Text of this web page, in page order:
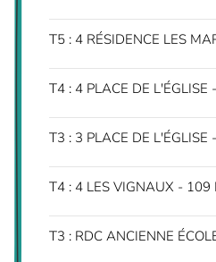
T5 : 4 RÉSIDENCE LES
T4 : 4 PLACE DE L'ÉGLISE
T3 : 3 PLACE DE L'ÉGLISE
T4 : 4 LES VIGNAUX - 109
T3 : RDC ANCIENNE